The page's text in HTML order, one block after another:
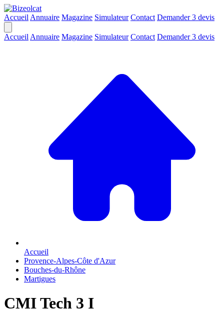
Accueil Annuaire Magazine Simulateur Contact Demander 3 devis
Accueil Annuaire Magazine Simulateur Contact Demander 3 devis
Accueil
Provence-Alpes-Côte d'Azur
Bouches-du-Rhône
Martigues
CMI Tech 3 I